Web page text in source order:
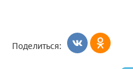
Поделиться: